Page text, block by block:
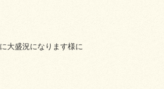
大盛況になります様に